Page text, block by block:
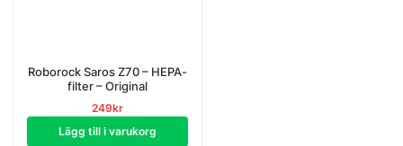
Roborock Saros Z70 – HEPA-
filter – Original
249kr
Lägg till i varukorg